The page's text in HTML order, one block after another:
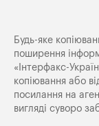
Будь-яке
поширення
«Iнтерфакс-
копіювання або
посилання на
вигляді суворо